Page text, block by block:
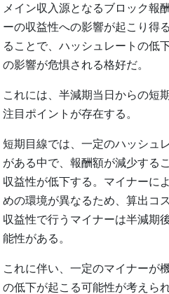
メイン収入源となるブロック報
ーの収益性への影響が起こり得
ることで、ハッシュレートの低
の影響が危惧される格好だ。
これには、半減期当日からの短
注目ポイントが存在する。
短期目線では、一定のハッシュ
がある中で、報酬額が減少する
収益性が低下する。マイナーに
めの環境が異なるため、算出コ
収益性で行うマイナーは半減期
能性がある。
これに伴い、一定のマイナーが
の低下が起こる可能性が考えられ